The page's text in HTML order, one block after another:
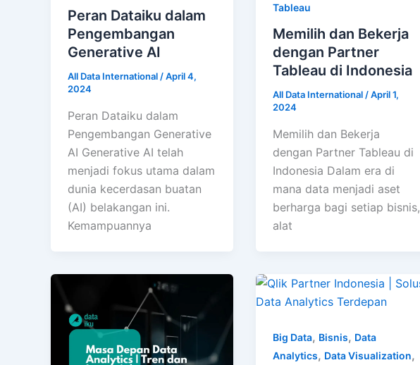
Peran Dataiku dalam
Pengembangan
Generative AI
All Data International/April 4,
2024
Peran Dataiku dalam
Pengembangan Generative
AI Generative AI telah
menjadi fokus utama dalam
dunia kecerdasan buatan
(AI) belakangan ini.
Kemampuannya
Tableau
Memilih dan Bekerja
dengan Partner
Tableau di Indonesia
All Data International/April 1,
2024
Memilih dan Bekerja
dengan Partner Tableau di
Indonesia Dalam era di
mana data menjadi aset
berharga bagi setiap bisnis,
alat
Big Data, Bisnis, Data
Analytics, Data Visualization,